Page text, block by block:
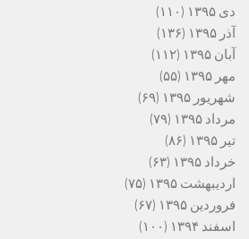
دی ۱۳۹۵
(۱۱۰)
آذر ۱۳۹۵
(۱۳۶)
آبان ۱۳۹۵
(۱۱۲)
مهر ۱۳۹۵
(۵۵)
شهریور ۱۳۹۵
(۶۹)
مرداد ۱۳۹۵
(۷۹)
تیر ۱۳۹۵
(۸۶)
خرداد ۱۳۹۵
(۶۳)
اردیبهشت ۱۳۹۵
(۷۵)
فروردین ۱۳۹۵
(۶۷)
اسفند ۱۳۹۴
(۱۰۰)